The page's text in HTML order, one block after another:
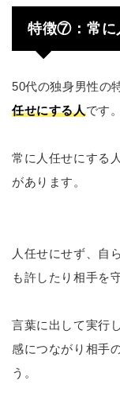
特徴⑦：常に
50代の独身男性の
任せにする人です。
常に人任せにする
があります。
人任せにせず、自
も許したり相手を
言葉に出して実行
感につながり相手
う。